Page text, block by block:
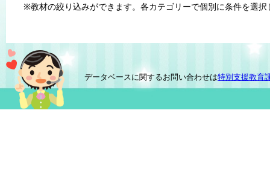
※教材の絞り込みができます。各カテゴリーで個別に条件を選択
データベースに関するお問い合わせは特別支援教育